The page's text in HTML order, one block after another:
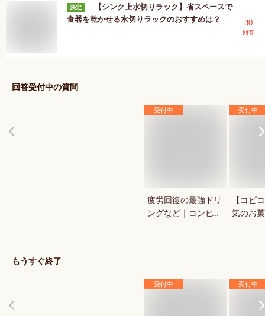
決定
【シンク上水切りラック】省スペースで
食器を乾かせる水切りラックのおすすめは？
30
回答
回答受付中の質問
受付中
疲労回復の最強ドリ
ングなど｜コンビ
受付中
【コピ
気のお
もうすぐ終了
受付中 受付中